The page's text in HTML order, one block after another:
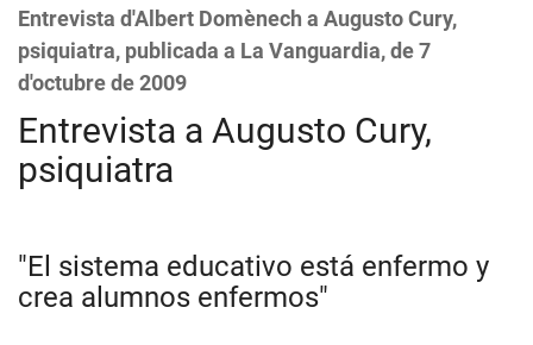
Entrevista d'Albert Domènech a Augusto Cury,
psiquiatra, publicada a La Vanguardia, de 7
d'octubre de 2009
Entrevista a Augusto Cury,
psiquiatra
"El sistema educativo está enfermo y
crea alumnos enfermos"